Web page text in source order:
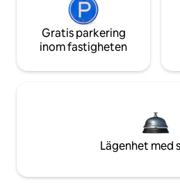
Gratis parkering
inom fastigheten
Lägenhet med